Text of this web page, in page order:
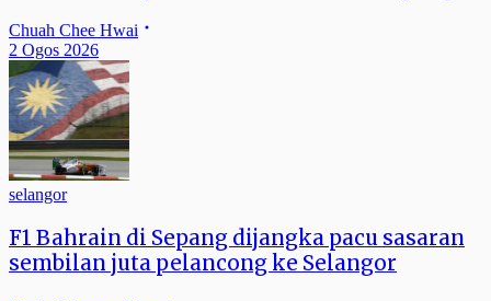
Chuah Chee Hwai
2 Ogos 2026
selangor
F1 Bahrain di Sepang dijangka pacu sasaran
sembilan juta pelancong ke Selangor